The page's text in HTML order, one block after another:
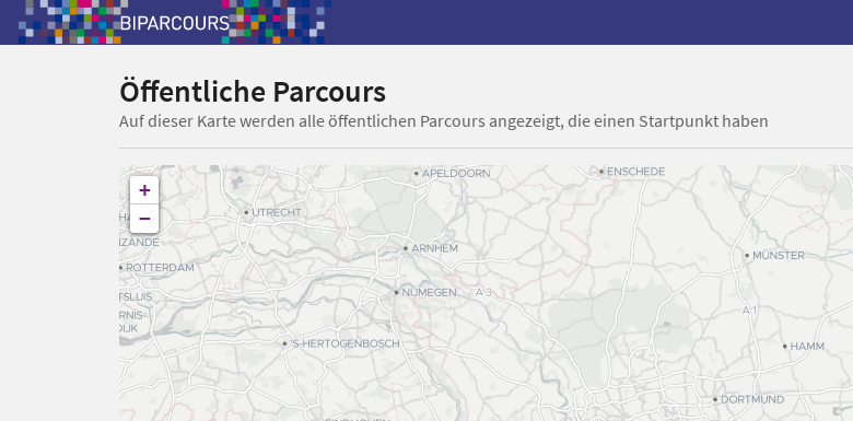
Öffentliche Parcours
Auf dieser Karte werden alle öffentlichen Parcours angezeigt, die einen Startpunkt haben
+
−